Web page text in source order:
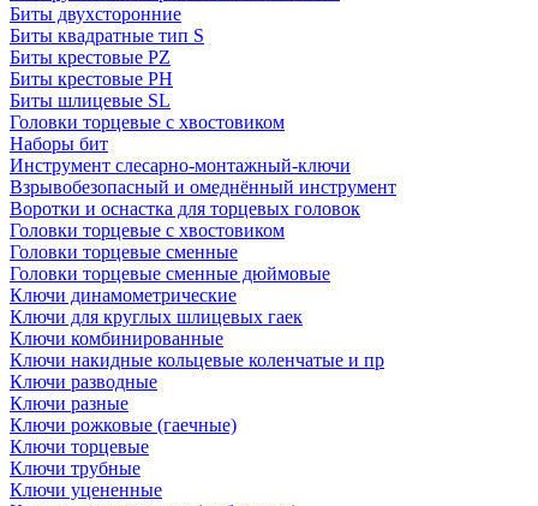
Биты двухсторонние
Биты квадратные тип S
Биты крестовые РZ
Биты крестовые РН
Биты шлицевые SL
Головки торцевые с хвостовиком
Наборы бит
Инструмент слесарно-монтажный-ключи
Взрывобезопасный и омеднённый инструмент
Воротки и оснаcтка для торцевых головок
Головки торцевые с хвостовиком
Головки торцевые сменные
Головки торцевые сменные дюймовые
Ключи динамометрические
Ключи для круглых шлицевых гаек
Ключи комбинированные
Ключи накидные кольцевые коленчатые и пр
Ключи разводные
Ключи разные
Ключи рожковые (гаечные)
Ключи торцевые
Ключи трубные
Ключи уцененные